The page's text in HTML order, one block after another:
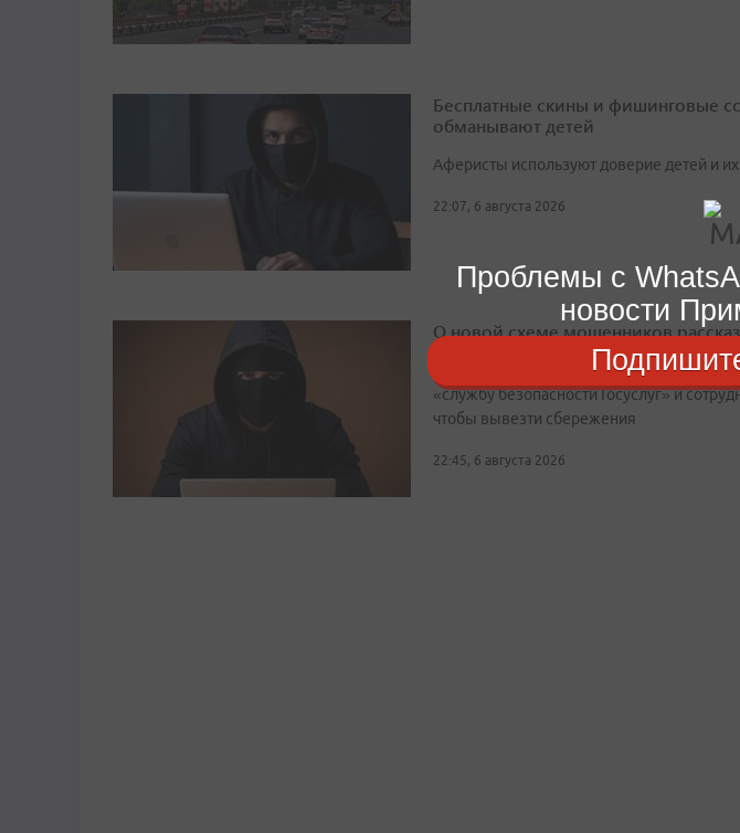
Бесплатные скины и фишинговые
обманывают детей
Аферисты используют доверие детей и
22:07, 6 августа 2026
О новой схеме мошенников
Злоумышленники поочерёдно выдают
«службу безопасности Госуслуг» и
чтобы вывезти сбережения
22:45, 6 августа 2026
Проблемы с
новости